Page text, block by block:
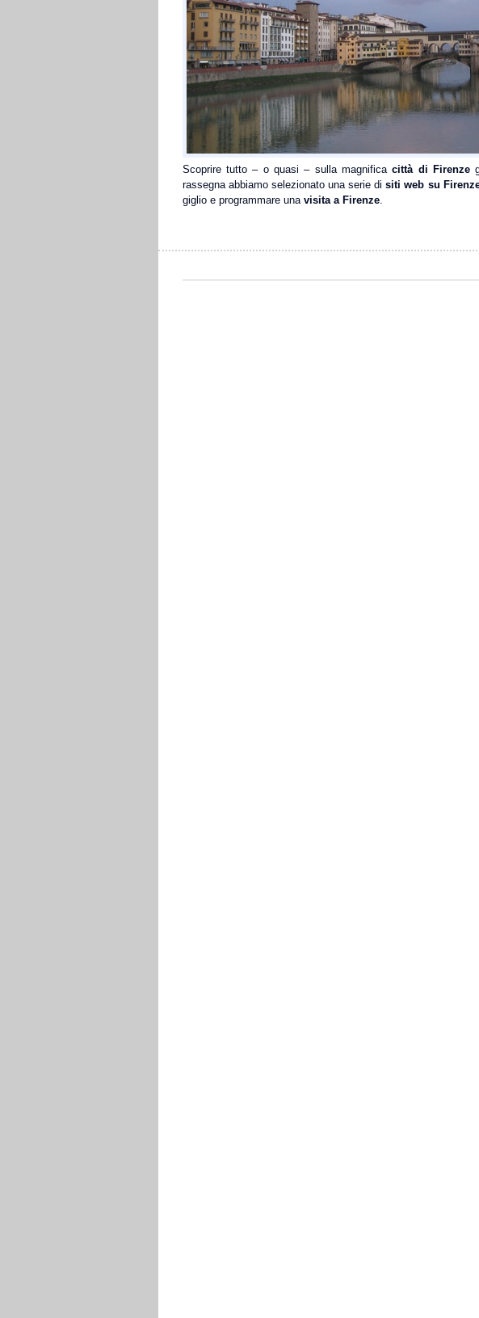
Scoprire tutto – o quasi – sulla magnificacittà di Firenze
rassegna abbiamo selezionato una serie disiti web su
giglio e programmare una visita a Firenze.